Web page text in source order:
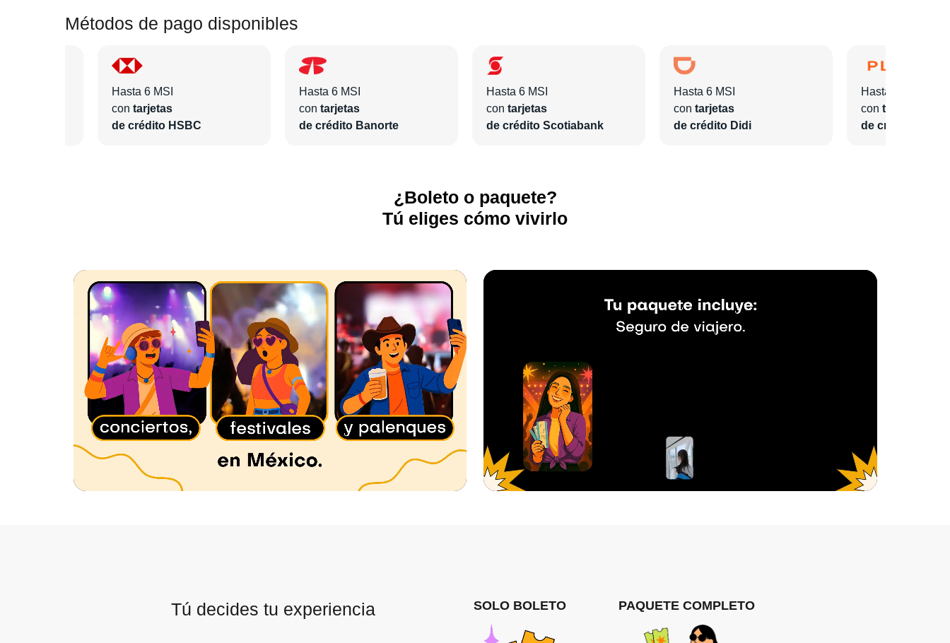
Métodos de pago disponibles
Hasta 6 MSI
con tarjetas
de crédito HSBC
Hasta 6 MSI
con tarjetas
de crédito Banorte
Hasta 6 MSI
con tarjetas
de crédito Scotiabank
Hasta 6 MSI
con tarjetas
de crédito Didi
Hasta 6 MSI
con tarjetas
de crédito Plata
¿Boleto o paquete?
Tú eliges cómo vivirlo
Tú decides tu experiencia SOLO BOLETO PAQUETE COMPLETO